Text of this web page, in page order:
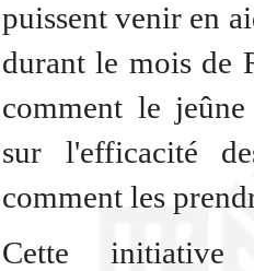
puissent venir en
durant le mois de
comment le
sur l'efficacité
comment les
Cette